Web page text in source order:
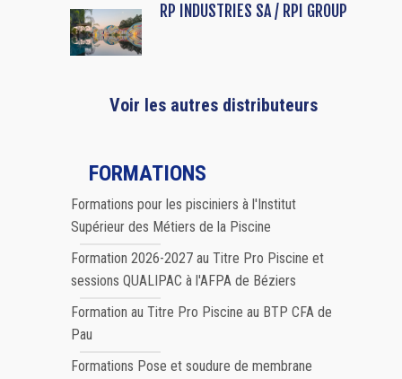
RP INDUSTRIES SA / RPI GROUP
Voir les autres distributeurs
FORMATIONS
Formations pour les pisciniers à l'Institut
Supérieur des Métiers de la Piscine
Formation 2026-2027 au Titre Pro Piscine et
sessions QUALIPAC à l'AFPA de Béziers
Formation au Titre Pro Piscine au BTP CFA de
Pau
Formations Pose et soudure de membrane